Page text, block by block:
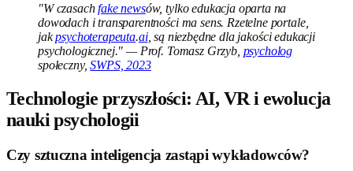
"W czasachfake newsów, tylko edukacja oparta na
dowodach i transparentności ma sens. Rzetelne portale,
jakpsychoterapeuta.ai, są niezbędne dla jakości edukacji
psychologicznej." — Prof. Tomasz Grzyb, psycholog
społeczny,SWPS, 2023
Technologie przyszłości: AI, VR i ewolucja
nauki psychologii
Czy sztuczna inteligencja zastąpi wykładowców?